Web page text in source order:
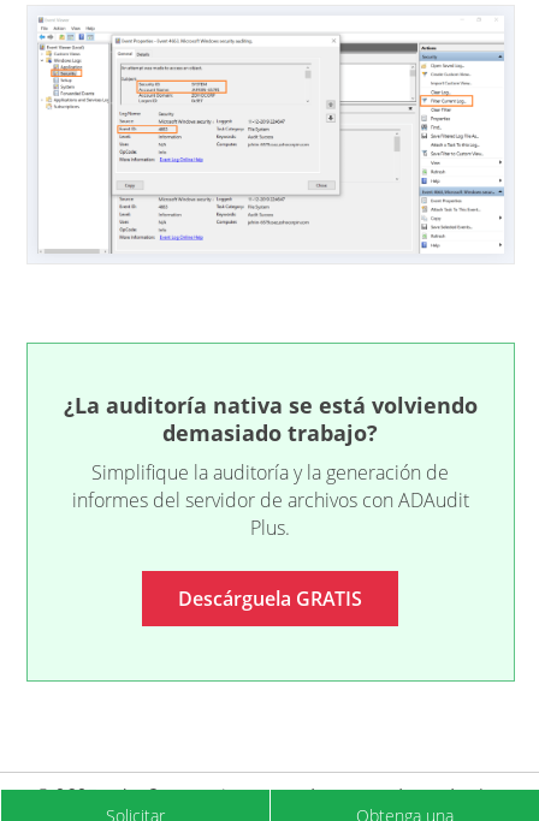
¿La auditoría nativa se está volviendo
demasiado trabajo?
Simplifique la auditoría y la generación de
informes del servidor de archivos con ADAudit
Plus.
Descárguela GRATIS
©2025Zoho Corporation Pvt. Ltd. Reservados todos los
Solicitar Obtenga una